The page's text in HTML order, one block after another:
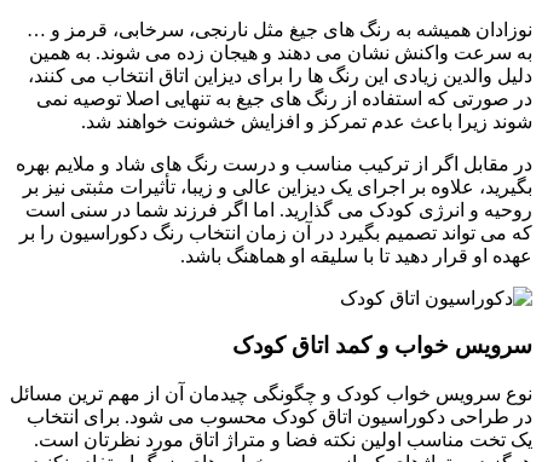
نوزادان همیشه به رنگ های جیغ مثل نارنجی، سرخابی، قرمز و …
به سرعت واکنش نشان می دهند و هیجان زده می شوند. به همین
دلیل والدین زیادی این رنگ ها را برای دیزاین اتاق انتخاب می کنند،
در صورتی که استفاده از رنگ های جیغ به تنهایی اصلا توصیه نمی
شوند زیرا باعث عدم تمرکز و افزایش خشونت خواهند شد.
در مقابل اگر از ترکیب مناسب و درست رنگ های شاد و ملایم بهره
بگیرید، علاوه بر اجرای یک دیزاین عالی و زیبا، تأثیرات مثبتی نیز بر
روحیه و انرژی کودک می گذارید. اما اگر فرزند شما در سنی است
که می تواند تصمیم بگیرد در آن زمان انتخاب رنگ دکوراسیون را بر
عهده او قرار دهید تا با سلیقه او هماهنگ باشد.
سرویس خواب و کمد اتاق کودک
نوع سرویس خواب کودک و چگونگی چیدمان آن از مهم ترین مسائل
در طراحی دکوراسیون اتاق کودک محسوب می شود. برای انتخاب
یک تخت مناسب اولین نکته فضا و متراژ اتاق مورد نظرتان است.